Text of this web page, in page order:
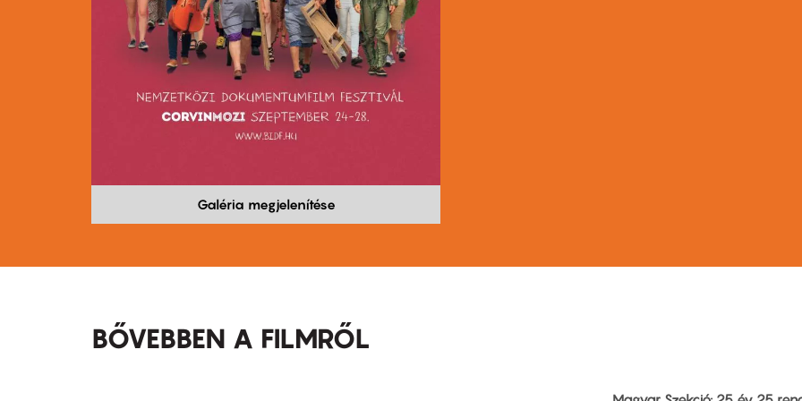
Galéria megjelenítése
BŐVEBBEN A FILMRŐL